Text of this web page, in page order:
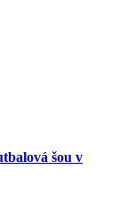
šou v